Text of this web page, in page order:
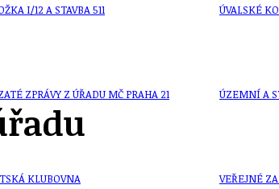
I/12 A STAVBA 511
ZPRÁVY Z ÚŘADU MČ PRAHA 21
KLUBOVNA
ÚVALSKÉ
ÚZEMNÍ A
VEŘEJNÉ